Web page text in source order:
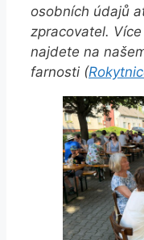
osobních údajů
zpracovatel.
najdete na
farnosti (